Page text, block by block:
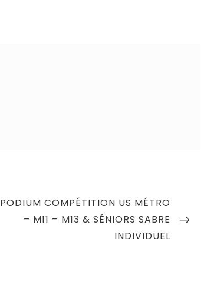
NEXT
POST
PODIUM COMPÉTITION US MÉTRO
– M11 – M13 & SÉNIORS SABRE
INDIVIDUEL